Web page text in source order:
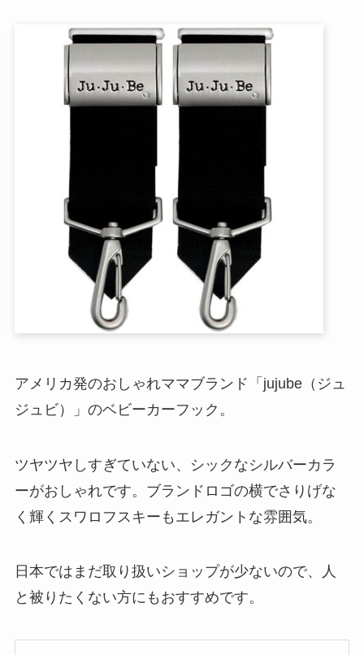
アメリカ発のおしゃれママブランド「jujube（ジュ
ジュビ）」のベビーカーフック。
ツヤツヤしすぎていない、シックなシルバーカラ
ーがおしゃれです。ブランドロゴの横でさりげな
く輝くスワロフスキーもエレガントな雰囲気。
日本ではまだ取り扱いショップが少ないので、人
と被りたくない方にもおすすめです。